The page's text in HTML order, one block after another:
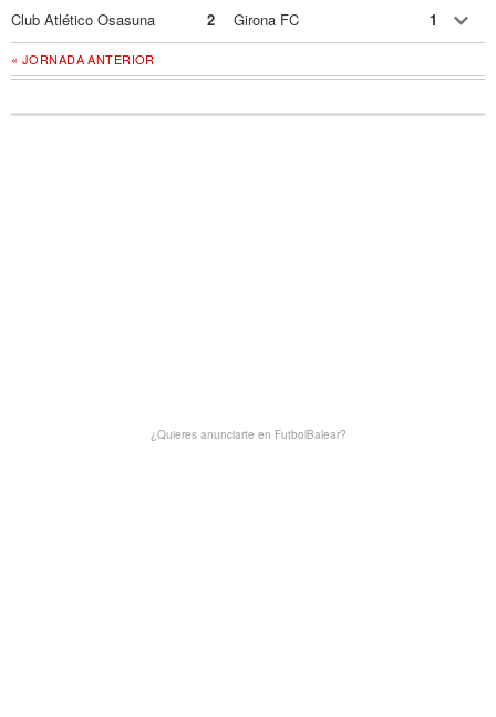
Club Atlético Osasuna 2 Girona FC 1
« JORNADA ANTERIOR
¿Quieres anunciarte en FutbolBalear?